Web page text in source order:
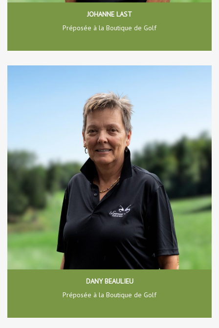
JOHANNE LAST
Préposée à la Boutique de Golf
DANY BEAULIEU
Préposée à la Boutique de Golf